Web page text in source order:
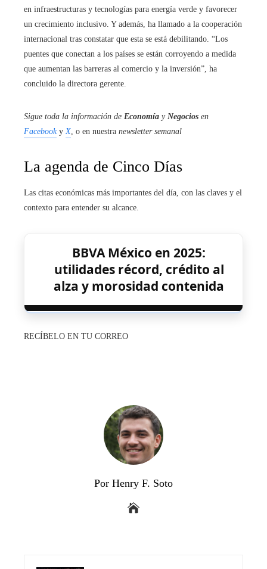
en infraestructuras y tecnologías para energía verde y favorecer
un crecimiento inclusivo. Y además, ha llamado a la cooperación
internacional tras constatar que esta se está debilitando. “Los
puentes que conectan a los países se están corroyendo a medida
que aumentan las barreras al comercio y la inversión”, ha
concluido la directora gerente.
Sigue toda la información de Economía y Negocios en
FacebookyX, o en nuestra newsletter semanal
La agenda de Cinco Días
Las citas económicas más importantes del día, con las claves y el
contexto para entender su alcance.
BBVA México en 2025:
utilidades récord, crédito al
alza y morosidad contenida
RECÍBELO EN TU CORREO
Por Henry F. Soto